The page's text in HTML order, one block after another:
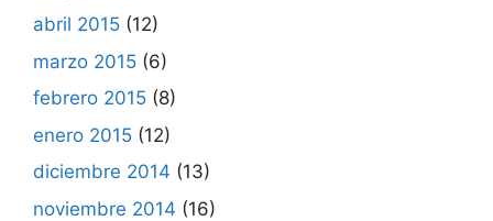
abril 2015 (12)
marzo 2015 (6)
febrero 2015 (8)
enero 2015 (12)
diciembre 2014 (13)
noviembre 2014 (16)